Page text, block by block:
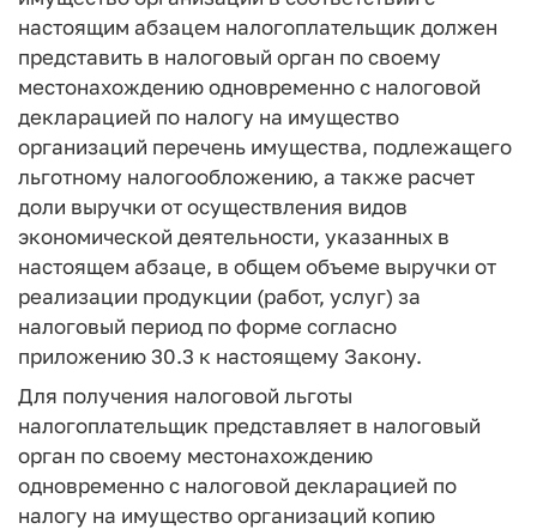
настоящим абзацем налогоплательщик должен
представить в налоговый орган по своему
местонахождению одновременно с налоговой
декларацией по налогу на имущество
организаций перечень имущества, подлежащего
льготному налогообложению, а также расчет
доли выручки от осуществления видов
экономической деятельности, указанных в
настоящем абзаце, в общем объеме выручки от
реализации продукции (работ, услуг) за
налоговый период по форме согласно
приложению 30.3 к настоящему Закону.
Для получения налоговой льготы
налогоплательщик представляет в налоговый
орган по своему местонахождению
одновременно с налоговой декларацией по
налогу на имущество организаций копию